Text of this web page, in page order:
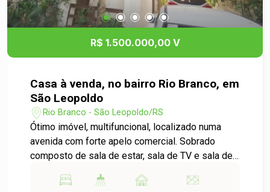
amigos com estilo. Uma casa pronta para morar,
sem necessidade de reformas, é entrar e se
R$ 1.500.000,00 V
Casa à venda, no bairro Rio Branco, em
São Leopoldo
Rio Branco - São Leopoldo/RS
Ótimo imóvel, multifuncional, localizado numa
avenida com forte apelo comercial. Sobrado
composto de sala de estar, sala de TV e sala de
ampla copa/cozinha ; espaço churrasqueira, com